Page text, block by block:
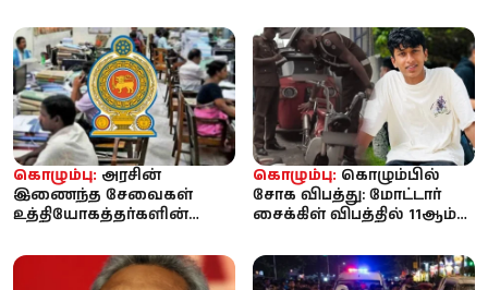
பிரேமதாச ...
கொழும்பு: அரசின்
இணைந்த சேவைகள்
உத்தியோகத்தர்களின்
புதிய சுற்றறிக்கை வெ...
கொழும்பு: கொழும்பில்
சோக விபத்து: மோட்டார்
சைக்கிள் விபத்தில் 11ஆம்
உயிரிழப்பு